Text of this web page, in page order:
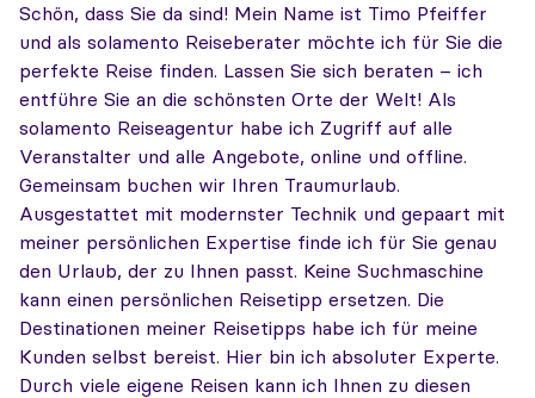
Schön, dass Sie da sind! Mein Name ist Timo Pfeiffer
und als solamento Reiseberater möchte ich für Sie die
perfekte Reise finden. Lassen Sie sich beraten – ich
entführe Sie an die schönsten Orte der Welt! Als
solamento Reiseagentur habe ich Zugriff auf alle
Veranstalter und alle Angebote, online und offline.
Gemeinsam buchen wir Ihren Traumurlaub.
Ausgestattet mit modernster Technik und gepaart mit
meiner persönlichen Expertise finde ich für Sie genau
den Urlaub, der zu Ihnen passt. Keine Suchmaschine
kann einen persönlichen Reisetipp ersetzen. Die
Destinationen meiner Reisetipps habe ich für meine
Kunden selbst bereist. Hier bin ich absoluter Experte.
Durch viele eigene Reisen kann ich Ihnen zu diesen